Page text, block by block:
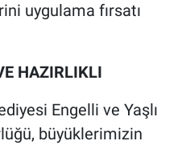
uygulama fırsatı
HAZIRLIKLI
Engelli ve Yaşlı
büyüklerimizin